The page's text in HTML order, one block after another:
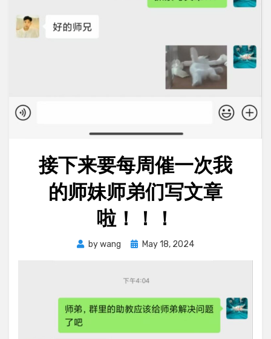
接下来要每周催一次我
的师妹师弟们写文章
啦！！！
bywang
PostedMay 18, 2024